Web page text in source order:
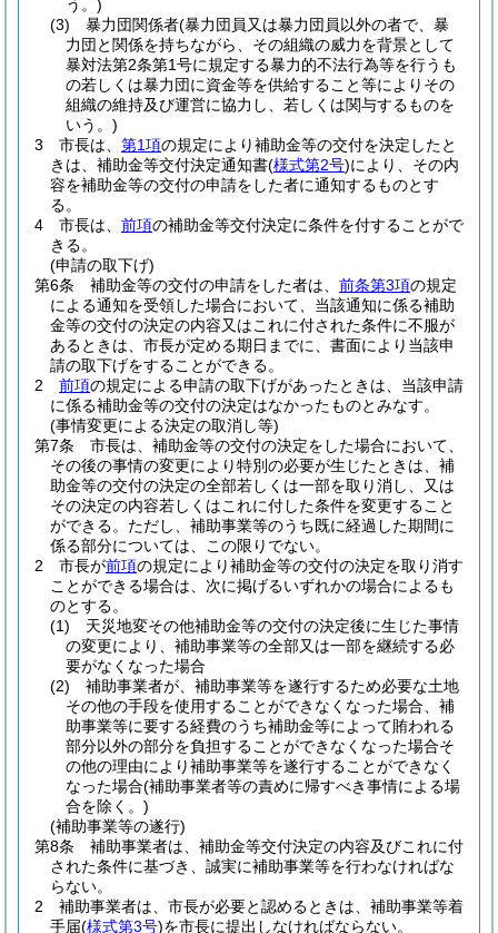
う。)
(3)
暴力団関係者(暴力団員又は暴力団員以外の者で、暴
力団と関係を持ちながら、その組織の威力を背景として
暴対法第2条第1号に規定する暴力的不法行為等を行うも
の若しくは暴力団に資金等を供給すること等によりその
組織の維持及び運営に協力し、若しくは関与するものを
いう。)
3
市長は、 第1項の規定により補助金等の交付を決定したと
きは、補助金等交付決定通知書(様式第2号)により、その内
容を補助金等の交付の申請をした者に通知するものとす
る。
4
市長は、 前項の補助金等交付決定に条件を付することがで
きる。
(申請の取下げ)
第6条
補助金等の交付の申請をした者は、 前条第3項の規定
による通知を受領した場合において、当該通知に係る補助
金等の交付の決定の内容又はこれに付された条件に不服が
あるときは、市長が定める期日までに、書面により当該申
請の取下げをすることができる。
2
前項の規定による申請の取下げがあったときは、当該申請
に係る補助金等の交付の決定はなかったものとみなす。
(事情変更による決定の取消し等)
第7条
市長は、補助金等の交付の決定をした場合において、
その後の事情の変更により特別の必要が生じたときは、補
助金等の交付の決定の全部若しくは一部を取り消し、又は
その決定の内容若しくはこれに付した条件を変更すること
ができる。 ただし、補助事業等のうち既に経過した期間に
係る部分については、この限りでない。
2
市長が前項の規定により補助金等の交付の決定を取り消す
ことができる場合は、次に掲げるいずれかの場合によるも
のとする。
(1)
天災地変その他補助金等の交付の決定後に生じた事情
の変更により、補助事業等の全部又は一部を継続する必
要がなくなった場合
(2)
補助事業者が、補助事業等を遂行するため必要な土地
その他の手段を使用することができなくなった場合、補
助事業等に要する経費のうち補助金等によって賄われる
部分以外の部分を負担することができなくなった場合そ
の他の理由により補助事業等を遂行することができなく
なった場合(補助事業者等の責めに帰すべき事情による場
合を除く。)
(補助事業等の遂行)
第8条
補助事業者は、補助金等交付決定の内容及びこれに付
された条件に基づき、誠実に補助事業等を行わなければな
らない。
2
補助事業者は、市長が必要と認めるときは、補助事業等着
手届(様式第3号)を市長に提出しなければならない。